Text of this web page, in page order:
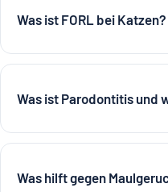
Was ist FORL bei Katzen?
Was ist Parodontitis und
Was hilft gegen